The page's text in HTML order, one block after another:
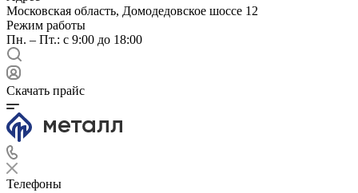
Московская область, Домодедовское шоссе 12
Режим работы
Пн. – Пт.: с 9:00 до 18:00
Скачать прайс
Телефоны